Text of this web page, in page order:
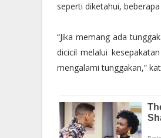
seperti diketahui,
“Jika memang ada
dicicil melalui
mengalami tunggakan,”